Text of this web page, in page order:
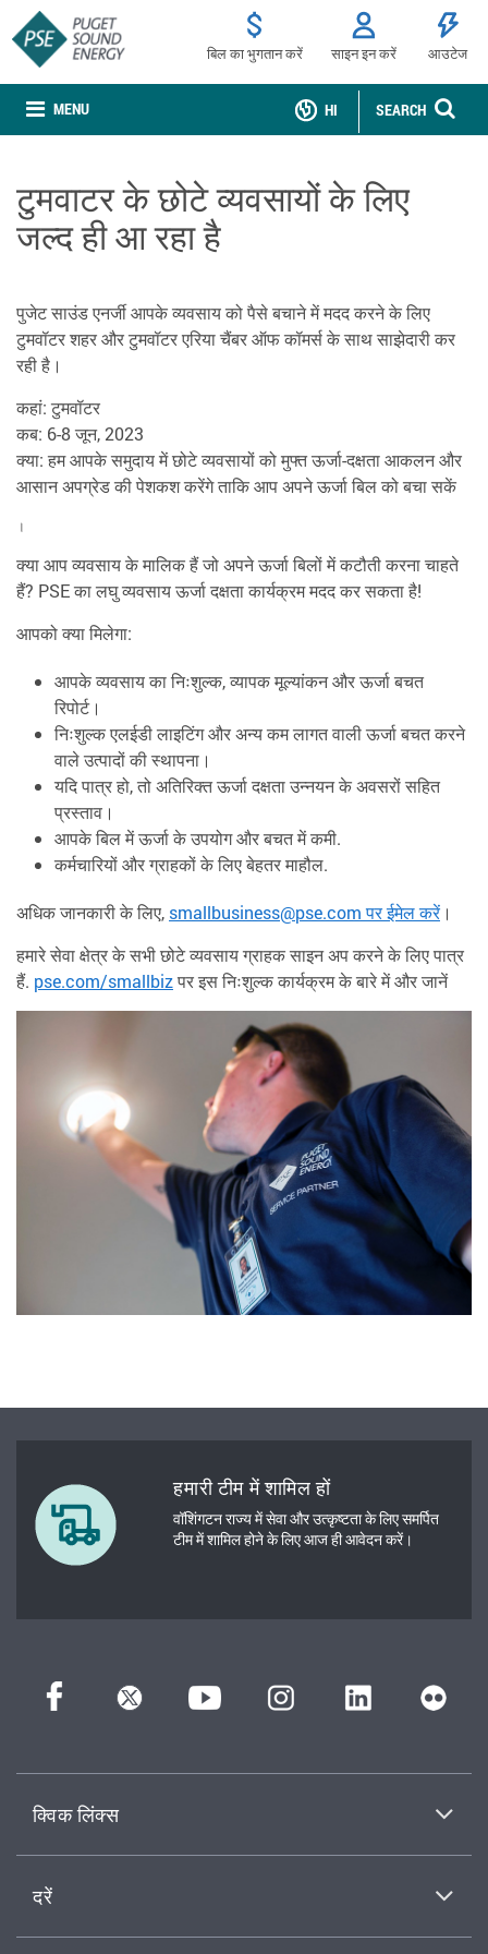
MENU
बिल का भुगतान करें साइन इन करें आउटेज
SEARCH
HI
टुमवाटर के छोटे व्यवसायों के लिए
जल्द ही आ रहा है
पुजेट साउंड एनर्जी आपके व्यवसाय को पैसे बचाने में मदद करने के लिए
टुमवॉटर शहर और टुमवॉटर एरिया चैंबर ऑफ कॉमर्स के साथ साझेदारी कर
रही है।
कहां: टुमवॉटर
कब: 6-8 जून, 2023
क्या: हम आपके समुदाय में छोटे व्यवसायों को मुफ्त ऊर्जा-दक्षता आकलन और
आसान अपग्रेड की पेशकश करेंगे ताकि आप अपने ऊर्जा बिल को बचा सकें
।
क्या आप व्यवसाय के मालिक हैं जो अपने ऊर्जा बिलों में कटौती करना चाहते
हैं? PSE का लघु व्यवसाय ऊर्जा दक्षता कार्यक्रम मदद कर सकता है!
आपको क्या मिलेगा:
आपके व्यवसाय का निःशुल्क, व्यापक मूल्यांकन और ऊर्जा बचत
रिपोर्ट।
निःशुल्क एलईडी लाइटिंग और अन्य कम लागत वाली ऊर्जा बचत करने
वाले उत्पादों की स्थापना।
यदि पात्र हो, तो अतिरिक्त ऊर्जा दक्षता उन्नयन के अवसरों सहित
प्रस्ताव।
आपके बिल में ऊर्जा के उपयोग और बचत में कमी.
कर्मचारियों और ग्राहकों के लिए बेहतर माहौल.
अधिक जानकारी के लिए, smallbusiness@pse.com पर ईमेल करें।
हमारे सेवा क्षेत्र के सभी छोटे व्यवसाय ग्राहक साइन अप करने के लिए पात्र
हैं. pse.com/smallbizपर इस निःशुल्क कार्यक्रम के बारे में और जानें
हमारी टीम में शामिल हों
वॉशिंगटन राज्य में सेवा और उत्कृष्टता के लिए समर्पित
टीम में शामिल होने के लिए आज ही आवेदन करें।
क्विक लिंक्स
दरें